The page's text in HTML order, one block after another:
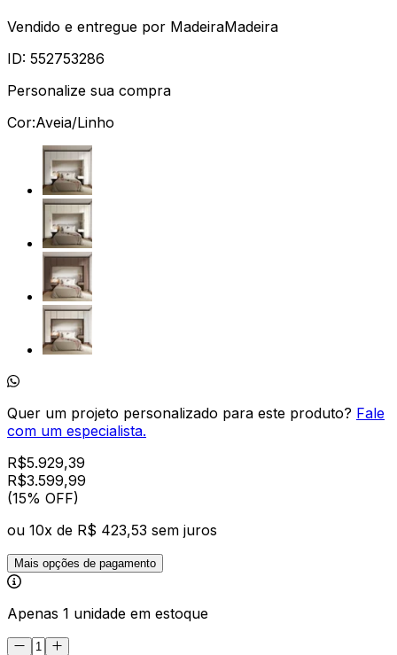
Vendido e entregue por MadeiraMadeira
ID: 552753286
Personalize sua compra
Cor:Aveia/Linho
Quer um projeto personalizado para este produto? Fale
com um especialista.
R$5.929,39
R$3.599,99
(15% OFF)
ou 10x de R$ 423,53 sem juros
Mais opções de pagamento
Apenas 1 unidade em estoque